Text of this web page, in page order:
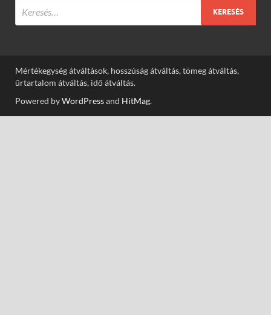
Mértékegység átváltások, hosszúság átváltás, tömeg átváltás,
űrtartalom átváltás, idő átváltás.
Powered byWordPressand HitMag.